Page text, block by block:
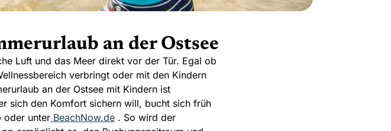
an der Ostsee
Luft und das Meer direkt vor der Tür. Egal ob
verbringt oder mit den Kindern
an der Ostsee mit Kindern ist
sich den Komfort sichern will, bucht sich früh
oder unter BeachNow.de . So wird der